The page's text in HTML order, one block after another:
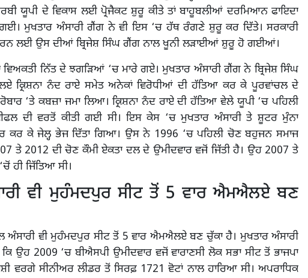
ਯੂਪੀ ਦੇ ਵਿਕਾਸ ਲਈ ਪ੍ਰੋਜੈਕਟ ਸ਼ੁਰੂ ਕੀਤੇ ਤਾਂ ਬਾਹੂਬਲੀਆਂ ਦਰਮਿਆਨ ਫਾਇਦਾ
ਮੁਖਤਾਰ ਅੰਸਾਰੀ ਗੈਂਗ ਨੇ ਵੀ ਇਸ ‘ਚ ਹੱਥ ਰੰਗਣੇ ਸ਼ੁਰੂ ਕਰ ਦਿੱਤੇ। ਸਰਕਾਰੀ
ਲਈ ਉਸ ਦੀਆਂ ਬ੍ਰਿਜੇਸ਼ ਸਿੰਘ ਗੈਂਗ ਨਾਲ ਖੂਨੀ ਲੜਾਈਆਂ ਸ਼ੁਰੂ ਹੋ ਗਈਆਂ।
ਵਿਅਕਤੀ ਨਿੱਤ ਦੇ ਝਗੜਿਆਂ ‘ਚ ਮਾਰੇ ਗਏ। ਮੁਖਤਾਰ ਅੰਸਾਰੀ ਗੈਂਗ ਨੇ ਬ੍ਰਿਜੇਸ਼ ਸਿੰਘ
ਕ੍ਰਿਸ਼ਨਾ ਨੰਦ ਰਾਏ ਸਮੇਤ ਅਨੇਕਾਂ ਵਿਰੋਧੀਆਂ ਦੀ ਹੱਤਿਆ ਕਰ ਕੇ ਪੂਰਵਾਂਚਲ ਦੇ
‘ਤੇ ਕਬਜ਼ਾ ਜਮਾ ਲਿਆ। ਕ੍ਰਿਸ਼ਨਾ ਨੰਦ ਰਾਏ ਦੀ ਹੱਤਿਆ ਵੇਲੇ ਯੂਪੀ ‘ਚ ਪਹਿਲੀ
ਦੀ ਵਰਤੋਂ ਕੀਤੀ ਗਈ ਸੀ। ਇਸ ਕੇਸ ‘ਚ ਮੁਖਤਾਰ ਅੰਸਾਰੀ ਤੇ ਸ਼ੂਟਰ ਮੁੰਨਾ
ਕਰ ਕੇ ਜੇਲ੍ਹ ਭੇਜ ਦਿੱਤਾ ਗਿਆ। ਉਸ ਨੇ 1996 ‘ਚ ਪਹਿਲੀ ਚੋਣ ਬਹੁਜਨ ਸਮਾਜ
ਤੇ 2012 ਦੀ ਚੋਣ ਕੌਮੀ ਏਕਤਾ ਦਲ ਦੇ ਉਮੀਦਵਾਰ ਵਜੋਂ ਜਿੱਤੀ ਹੈ। ਉਹ 2007 ਤੇ
ਹੀ ਜਿੱਤਿਆ ਸੀ।
ਵੀ ਮੁਹੰਮਦਪੁਰ ਸੀਟ ਤੋਂ 5 ਵਾਰ ਐਮਐਲਏ ਬਣ
ਅੰਸਾਰੀ ਵੀ ਮੁਹੰਮਦਪੁਰ ਸੀਟ ਤੋਂ 5 ਵਾਰ ਐਮਐਲਏ ਬਣ ਚੁੱਕਾ ਹੈ। ਮੁਖਤਾਰ ਅੰਸਾਰੀ
ਉਹ 2009 ‘ਚ ਬੀਐਸਪੀ ਉਮੀਦਵਾਰ ਵਜੋਂ ਵਾਰਾਣਸੀ ਲੋਕ ਸਭਾ ਸੀਟ ਤੋਂ ਭਾਜਪਾ
ਵਰਗੇ ਸੀਨੀਅਰ ਲੀਡਰ ਤੋਂ ਸਿਰਫ਼ 1721 ਵੋਟਾਂ ਨਾਲ ਹਾਰਿਆ ਸੀ। ਅਪਰਾਧਿਕ